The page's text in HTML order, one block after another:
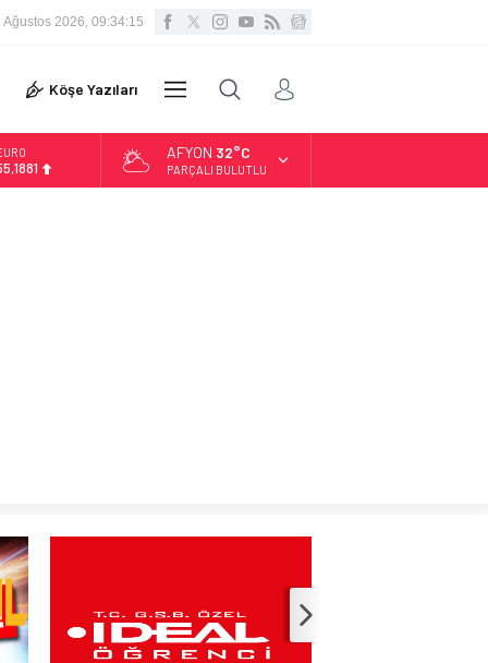
Ağustos 2026, 09:34:16
GALERİ
Köşe Yazıları DİĞER
AFYON 32°C
PARÇALI BULUTLU